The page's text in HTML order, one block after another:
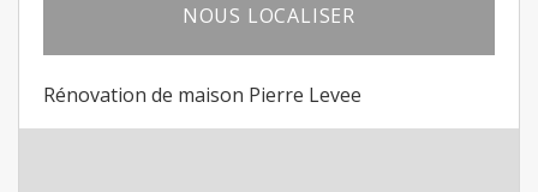
NOUS LOCALISER
Rénovation de maison Pierre Levee